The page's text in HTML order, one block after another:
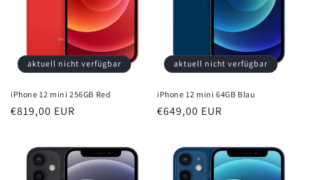
aktuell nicht verfügbar
iPhone 12 mini 256GB Red
Normaler
€819,00 EUR
aktuell nicht verfügbar
iPhone 12 mini 64GB Blau
Normaler
€649,00 EUR